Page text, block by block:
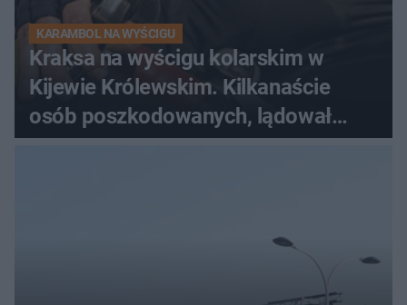
KARAMBOL NA WYŚCIGU
Kraksa na wyścigu kolarskim w
Kijewie Królewskim. Kilkanaście
osób poszkodowanych, lądował
śmigłowiec LPR